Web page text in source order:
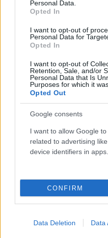
Personal Data.
Opted In
I want to opt-out of
Personal Data for
Opted In
I want to opt-out of
Retention, Sale, and/or
Personal Data that Is
Purposes for which it
Opted Out
Google consents
I want to allow Google
related to advertising
device identifiers in apps.
CONFIRM
Data Deletion Data